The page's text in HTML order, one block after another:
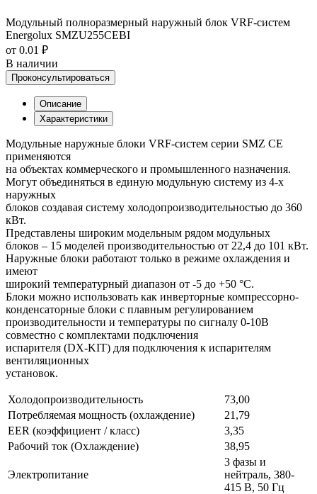
Модульный полноразмерный наружный блок VRF-систем
Energolux SMZU255CEBI
от 0.01 ₽
В наличии
Проконсультироваться
Описание
Характеристики
Модульные наружные блоки VRF-систем серии SMZ CE
применяются
на объектах коммерческого и промышленного назначения.
Могут объединяться в единую модульную систему из 4-х
наружных
блоков создавая систему холодопроизводительностью до 360
кВт.
Представлены широким модельным рядом модульных
блоков – 15 моделей производительностью от 22,4 до 101 кВт.
Наружные блоки работают только в режиме охлаждения и
имеют
широкий температурный диапазон от -5 до +50 °С.
Блоки можно использовать как инверторные компрессорно-
конденсаторные блоки с плавным регулированием
производительности и температуры по сигналу 0-10В
совместно с комплектами подключения
испарителя (DX-KIT) для подключения к испарителям
вентиляционных
установок.
Холодопроизводительность
73,00
Потребляемая мощность (охлаждение)
21,79
EER (коэффициент / класс)
3,35
Рабочий ток (Охлаждение)
38,95
Электропитание
3 фазы и
нейтраль, 380-
415 В, 50 Гц